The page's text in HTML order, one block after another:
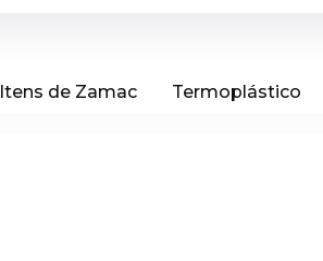
Itens de Zamac Termoplástico